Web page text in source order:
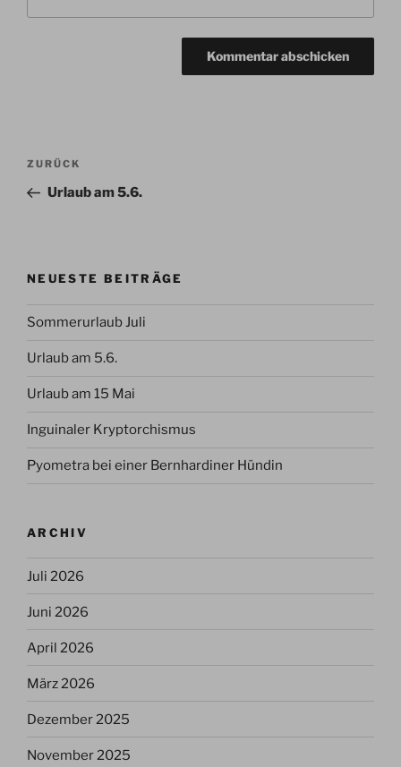
Beitragsnavigation
Vorheriger
Beitrag
ZURÜCK
Urlaub am 5.6.
NEUESTE BEITRÄGE
Sommerurlaub Juli
Urlaub am 5.6.
Urlaub am 15 Mai
Inguinaler Kryptorchismus
Pyometra bei einer Bernhardiner Hündin
ARCHIV
Juli 2026
Juni 2026
April 2026
März 2026
Dezember 2025
November 2025